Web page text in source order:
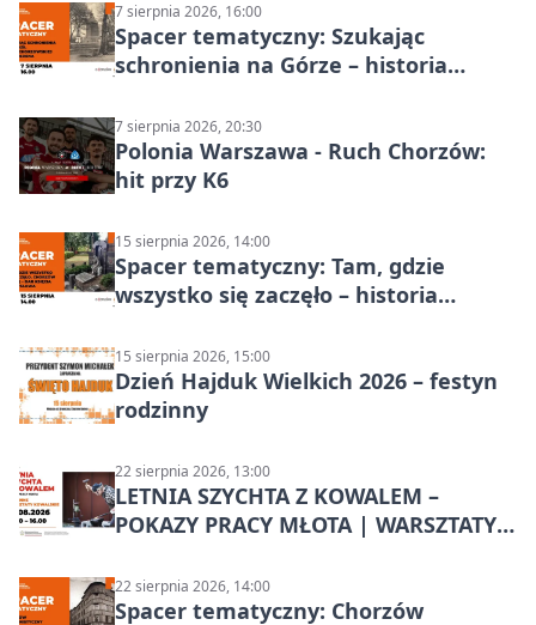
7 sierpnia 2026, 16:00
Spacer tematyczny: Szukając
schronienia na Górze – historia
7 sierpnia 2026, 20:30
Polonia Warszawa - Ruch Chorzów:
hit przy K6
15 sierpnia 2026, 14:00
Spacer tematyczny: Tam, gdzie
wszystko się zaczęło – historia
15 sierpnia 2026, 15:00
Dzień Hajduk Wielkich 2026 – festyn
rodzinny
22 sierpnia 2026, 13:00
LETNIA SZYCHTA Z KOWALEM –
POKAZY PRACY MŁOTA | WARSZTATY
22 sierpnia 2026, 14:00
Spacer tematyczny: Chorzów